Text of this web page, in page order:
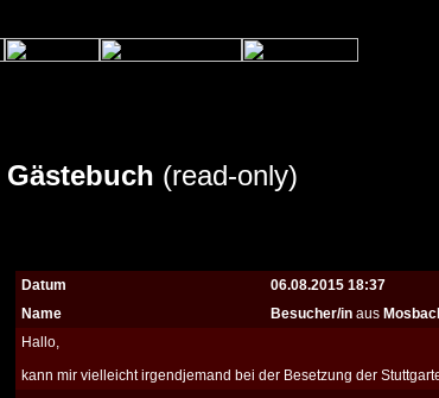
Gästebuch (read-only)
Datum
06.08.2015 18:37
Name
Besucher/in aus
Hallo,
kann mir vielleicht irgendjemand bei der Besetzung der